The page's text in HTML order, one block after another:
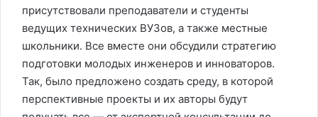
присутствовали преподаватели и студенты
ведущих технических ВУЗов, а также местные
школьники. Все вместе они обсудили стратегию
подготовки молодых инженеров и инноваторов.
Так, было предложено создать среду, в которой
перспективные проекты и их авторы будут